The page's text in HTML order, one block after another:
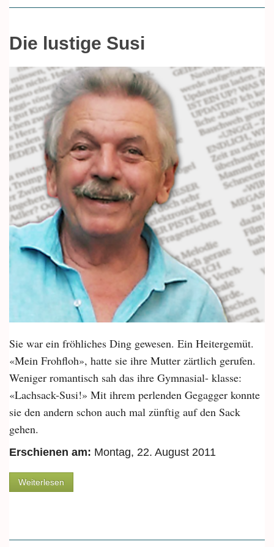
Die lustige Susi
Sie war ein fröhliches Ding gewesen. Ein Heitergemüt.
«Mein Frohfloh», hatte sie ihre Mutter zärtlich gerufen.
Weniger romantisch sah das ihre Gymnasial- klasse:
«Lachsack-Susi!» Mit ihrem perlenden Gegagger konnte
sie den andern schon auch mal zünftig auf den Sack
gehen.
Erschienen am: Montag, 22. August 2011
Weiterlesen